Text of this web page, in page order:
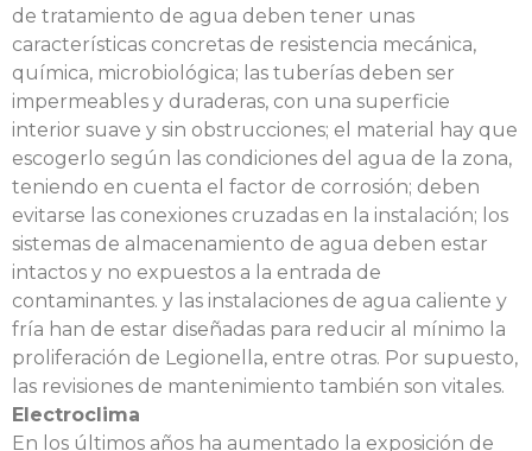
de tratamiento de agua deben tener unas
características concretas de resistencia mecánica,
química, microbiológica; las tuberías deben ser
impermeables y duraderas, con una superficie
interior suave y sin obstrucciones; el material hay que
escogerlo según las condiciones del agua de la zona,
teniendo en cuenta el factor de corrosión; deben
evitarse las conexiones cruzadas en la instalación; los
sistemas de almacenamiento de agua deben estar
intactos y no expuestos a la entrada de
contaminantes. y las instalaciones de agua caliente y
fría han de estar diseñadas para reducir al mínimo la
proliferación de Legionella, entre otras. Por supuesto,
las revisiones de mantenimiento también son vitales.
Electroclima
En los últimos años ha aumentado la exposición de